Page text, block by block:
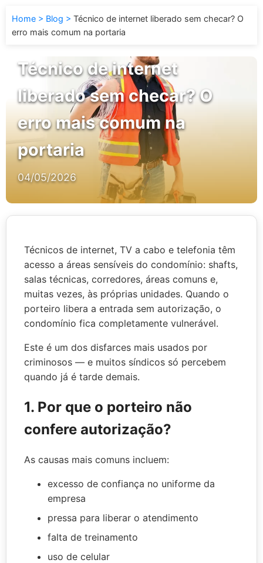
Home Blog
Técnico de internet liberado sem checar? O
erro mais comum na portaria
Técnico de internet
liberado sem checar? O
erro mais comum na
portaria
04/05/2026
Técnicos de internet, TV a cabo e telefonia têm
acesso a áreas sensíveis do condomínio: shafts,
salas técnicas, corredores, áreas comuns e,
muitas vezes, às próprias unidades. Quando o
porteiro libera a entrada sem autorização, o
condomínio fica completamente vulnerável.
Este é um dos disfarces mais usados por
criminosos — e muitos síndicos só percebem
quando já é tarde demais.
1. Por que o porteiro não
confere autorização?
As causas mais comuns incluem:
excesso de confiança no uniforme da
empresa
pressa para liberar o atendimento
falta de treinamento
uso de celular